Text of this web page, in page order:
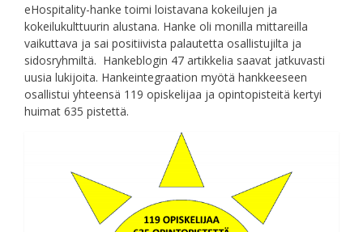
eHospitality-hanke toimi loistavana kokeilujen ja
kokeilukulttuurin alustana. Hanke oli monilla mittareilla
vaikuttava ja sai positiivista palautetta osallistujilta ja
sidosryhmiltä. Hankeblogin 47 artikkelia saavat jatkuvasti
uusia lukijoita. Hankeintegraation myötä hankkeeseen
osallistui yhteensä 119 opiskelijaa ja opintopisteitä kertyi
huimat 635 pistettä.